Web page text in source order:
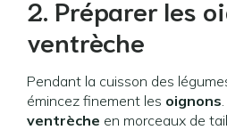
2. Préparer les
ventrèche
Pendant la cuisson des
émincez finement les oignons
ventrèche en morceaux de